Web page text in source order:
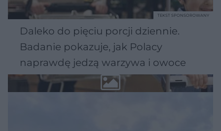
Daleko do pięciu porcji dziennie.
Badanie pokazuje, jak Polacy
naprawdę jedzą warzywa i owoce
TEKST SPONSOROWANY